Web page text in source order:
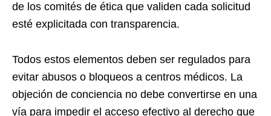
de los comités de ética que validen cada solicitud
esté explicitada con transparencia.
Todos estos elementos deben ser regulados para
evitar abusos o bloqueos a centros médicos. La
objeción de conciencia no debe convertirse en una
vía para impedir el acceso efectivo al derecho que